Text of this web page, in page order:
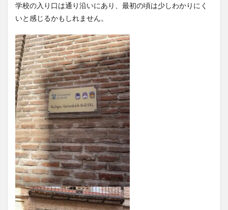
学校の入り口は通り沿いにあり、最初の頃は少しわかりにく
いと感じるかもしれません。
ソウル女子大学校留学
ダーラナ大学留学
ダブル・ディグリー・プログラム
テンプル大学ジャパン(TUJ)
ドイツ
フランス
フランス留学
ベトナム
ベトナム国家大学
ベトナム国家大学ハノイ人文社会科学大学留学
ベトナム航空
ベトナム観光
ポーラ美術館
ボストン留学
ボランティア活動
ライプツィヒ
ライプツィヒ大学附属ドイツ語学校interDaF留学
レポート
ワルシャワ大学留学
上海交通大学留学
上海外国語大学
中国留学
中国語 交換・私費認定留学
人見杯英語スピーチコンテスト